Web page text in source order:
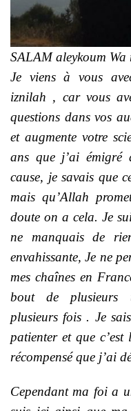
SALAM aleykoum
Je viens à vous
iznilah , car vous
questions dans vos
et augmente votre
ans que j’ai émigré
cause, je savais que
mais qu’Allah
doute on a cela. Je
ne manquais de
envahissante, Je ne
mes chaînes en
bout de plusieurs
plusieurs fois . Je
patienter et que
récompensé que j’ai
Cependant ma foi a